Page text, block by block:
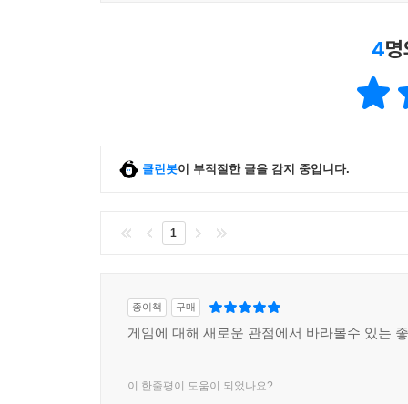
4
클린봇이 부적절한 글을 감지 중입니다.
1
종이책 구매
게임에 대해 새로운 관점에서 바라볼수 있는
이 한줄평이 도움이 되었나요?